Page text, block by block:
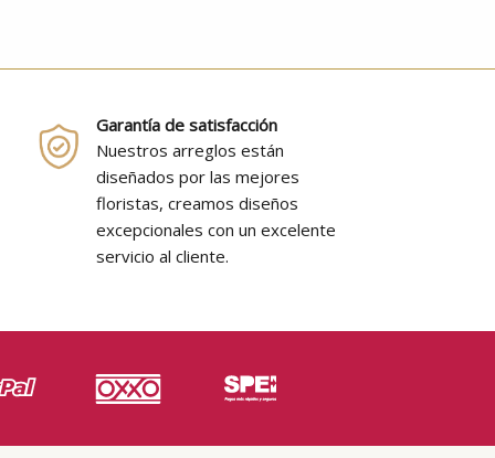
Garantía de satisfacción
Nuestros arreglos están
diseñados por las mejores
floristas, creamos diseños
excepcionales con un excelente
servicio al cliente.